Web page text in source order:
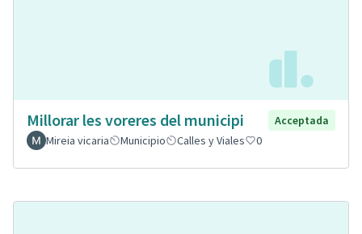
Millorar les voreres del municipi
Acceptada
Mireia vicaria
Municipio Calles y Viales 0